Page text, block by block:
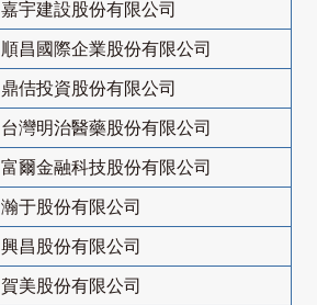
嘉宇建設股份有限公司
順昌國際企業股份有限公司
鼎佶投資股份有限公司
台灣明治醫藥股份有限公司
富爾金融科技股份有限公司
瀚于股份有限公司
興昌股份有限公司
賀美股份有限公司